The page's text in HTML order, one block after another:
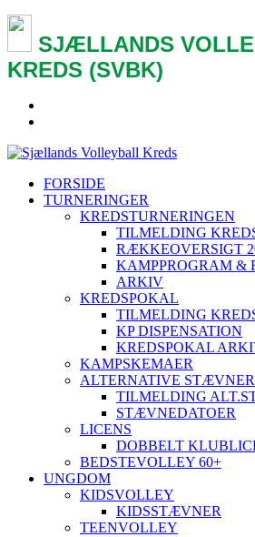
SJÆLLANDS
KREDS (SVBK)
FORSIDE
TURNERINGER
KREDSTURNERINGEN
TILMELDING
RÆKKEOVERSIGT
KAMPPROGRAM &
ARKIV
KREDSPOKAL
TILMELDING
KP DISPENSATION
KREDSPOKAL
KAMPSKEMAER
ALTERNATIVE STÆVNER
TILMELDING
STÆVNEDATOER
LICENS
DOBBELT
BEDSTEVOLLEY 60+
UNGDOM
KIDSVOLLEY
KIDSSTÆVNER
TEENVOLLEY